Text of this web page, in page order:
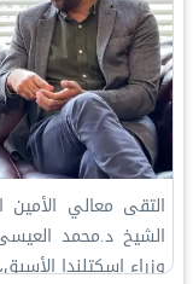
التقى معالي الأمين
الشيخ د.⁧‫محمد
وزراء اسكتلندا